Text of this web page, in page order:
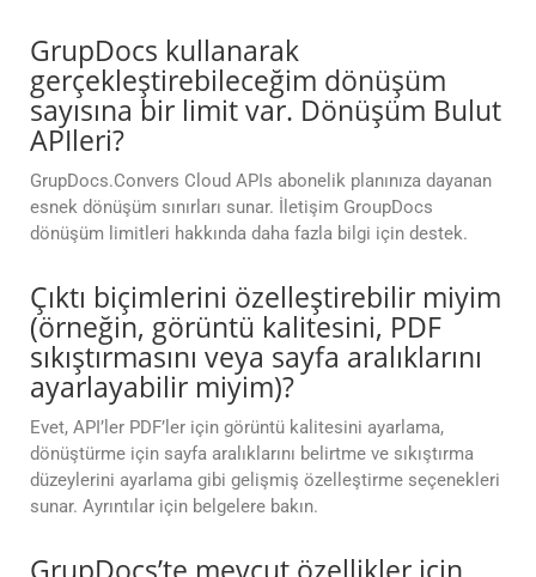
GrupDocs kullanarak
gerçekleştirebileceğim dönüşüm
sayısına bir limit var. Dönüşüm Bulut
APIleri?
GrupDocs.Convers Cloud APIs abonelik planınıza dayanan
esnek dönüşüm sınırları sunar. İletişim GroupDocs
dönüşüm limitleri hakkında daha fazla bilgi için destek.
Çıktı biçimlerini özelleştirebilir miyim
(örneğin, görüntü kalitesini, PDF
sıkıştırmasını veya sayfa aralıklarını
ayarlayabilir miyim)?
Evet, API’ler PDF’ler için görüntü kalitesini ayarlama,
dönüştürme için sayfa aralıklarını belirtme ve sıkıştırma
düzeylerini ayarlama gibi gelişmiş özelleştirme seçenekleri
sunar. Ayrıntılar için belgelere bakın.